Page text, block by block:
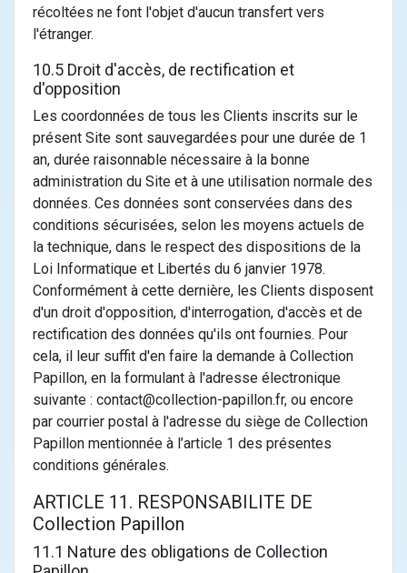
récoltées ne font l'objet d'aucun transfert vers
l'étranger.
10.5 Droit d'accès, de rectification et
d'opposition
Les coordonnées de tous les Clients inscrits sur le
présent Site sont sauvegardées pour une durée de 1
an, durée raisonnable nécessaire à la bonne
administration du Site et à une utilisation normale des
données. Ces données sont conservées dans des
conditions sécurisées, selon les moyens actuels de
la technique, dans le respect des dispositions de la
Loi Informatique et Libertés du 6 janvier 1978.
Conformément à cette dernière, les Clients disposent
d'un droit d'opposition, d'interrogation, d'accès et de
rectification des données qu'ils ont fournies. Pour
cela, il leur suffit d'en faire la demande à Collection
Papillon, en la formulant à l'adresse électronique
suivante : contact@collection-papillon.fr, ou encore
par courrier postal à l'adresse du siège de Collection
Papillon mentionnée à l’article 1 des présentes
conditions générales.
ARTICLE 11. RESPONSABILITE DE
Collection Papillon
11.1 Nature des obligations de Collection